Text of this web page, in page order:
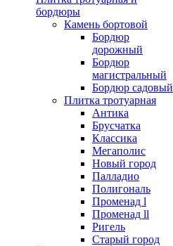
бордюры
Камень бортовой
Бордюр
дорожный
Бордюр
магистральный
Бордюр садовый
Плитка тротуарная
Антика
Брусчатка
Классика
Мегаполис
Новый город
Палладио
Полигональ
Променад l
Променад ll
Ригель
Старый город